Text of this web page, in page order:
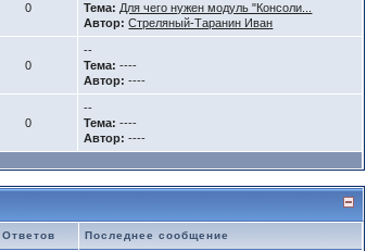
0
Тема: Для чего нужен модуль "Консоли...
Автор: Стреляный-Таранин Иван
0
--
Тема: ----
Автор: ----
0
--
Тема: ----
Автор: ----
Ответов Последнее сообщение